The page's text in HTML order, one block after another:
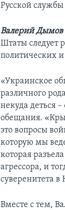
Русской
Валерий Дымов
Штаты следует
политических
«Украинское
различного
некуда деться
обещания.
это вопросы
которую мы
которая
агрессора, и
суверенитета
Вместе с тем,